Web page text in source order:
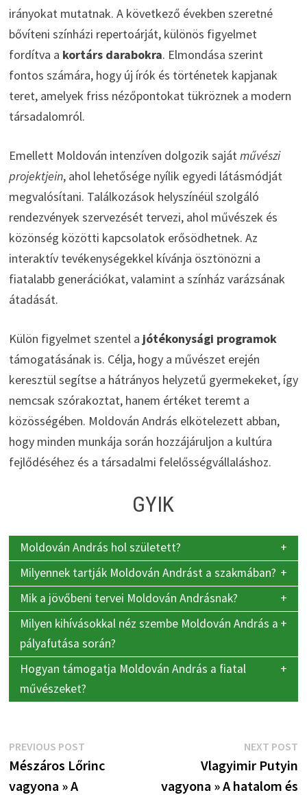
irányokat mutatnak. A következő években szeretné
bővíteni színházi repertoárját, különös figyelmet
fordítva a kortárs darabokra. Elmondása szerint
fontos számára, hogy új írók és történetek kapjanak
teret, amelyek friss nézőpontokat tükröznek a modern
társadalomról.
Emellett Moldován intenzíven dolgozik sajátművészi
projektjein, ahol lehetősége nyílik egyedi látásmódját
megvalósítani. Találkozások helyszínéül szolgáló
rendezvények szervezését tervezi, ahol művészek és
közönség közötti kapcsolatok erősödhetnek. Az
interaktív tevékenységekkel kívánja ösztönözni a
fiatalabb generációkat, valamint a színház varázsának
átadását.
Külön figyelmet szentel a jótékonysági programok
támogatásának is. Célja, hogy a művészet erején
keresztül segítse a hátrányos helyzetű gyermekeket, így
nemcsak szórakoztat, hanem értéket teremt a
közösségében. Moldován András elkötelezett abban,
hogy minden munkája során hozzájáruljon a kultúra
fejlődéséhez és a társadalmi felelősségvállaláshoz.
GYIK
Moldován András hol született?
Milyennek tartják Moldován Andrást a szakmában?
Mik a jövőbeni tervei Moldován Andrásnak?
Milyen kihívásokkal néz szembe Moldován András a
pályafutása során?
Hogyan támogatja Moldován András a fiatal
művészeket?
Bejegyzés
navigáció
PREVIOUS POSTPrevious
post:
Mészáros Lőrinc
vagyona » A
NEXT POST
Vlagyimir Putyin
vagyona » A hatalom és